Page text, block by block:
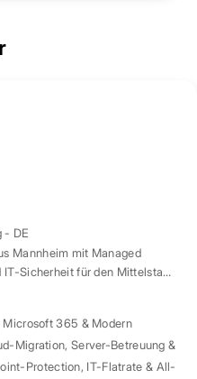
- DE
Mannheim mit Managed
Sicherheit für den Mittelstand
Microsoft 365 & Modern
Migration, Server-Betreuung &
Protection, IT-Flatrate & All-